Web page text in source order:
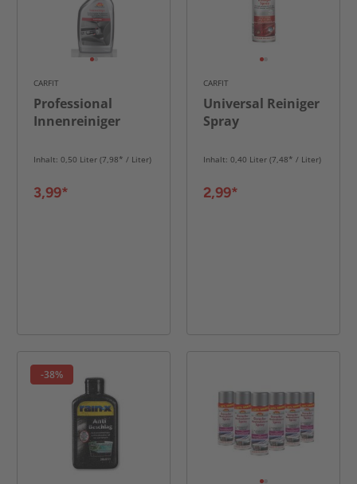
CARFIT
Professional
Innenreiniger
Inhalt: 0,50 Liter (7,98* / Liter)
3,99*
CARFIT
Universal Reiniger
Spray
Inhalt: 0,40 Liter (7,48* / Liter)
2,99*
-38%